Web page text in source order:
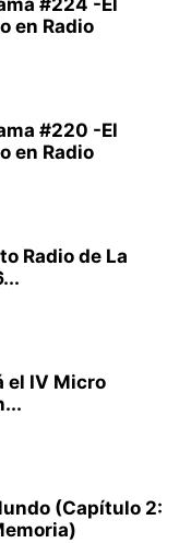
#224 -El
en Radio
#220 -El
en Radio
Radio de La
el IV Micro
(Capítulo 2: